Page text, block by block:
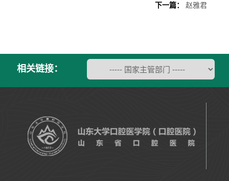
下一篇： 赵雅君
相关链接：